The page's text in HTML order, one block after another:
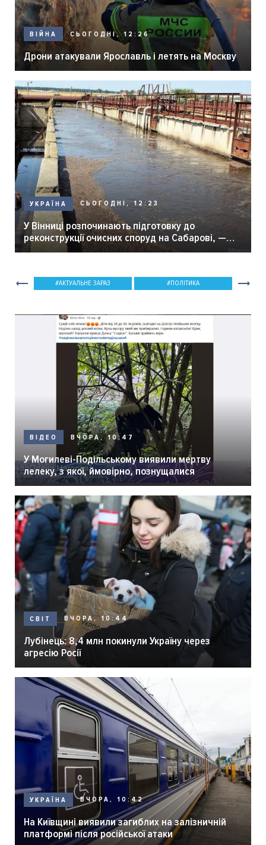
ВІЙНА СЬОГОДНІ, 12:26
Дрони атакували Ярославль і летять на Москву
УКРАЇНА СЬОГОДНІ, 12:23
У Вінниці розпочинають підготовку до
реконструкції очисних споруд на Сабарові, —
мер Вінниці.
АКТУАЛЬНЕ ЗАРАЗ ПОЛІТИКА
ВІДЕО ВЧОРА, 10:47
У Могилеві-Подільському виявили мертву
лелеку, з якої, ймовірно, познущалися
СВІТ ВЧОРА, 10:44
Лубінець: 8,4 млн покинули Україну через
агресію Росії
УКРАЇНА ВЧОРА, 10:42
На Київщині виявили загиблих на залізничній
платформі після російської атаки